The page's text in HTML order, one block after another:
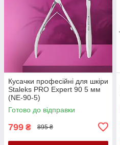
Кусачки професійні для шкіри
Staleks PRO Expert 90 5 мм
(NE-90-5)
Готово до відправки
799 ₴ 895 ₴